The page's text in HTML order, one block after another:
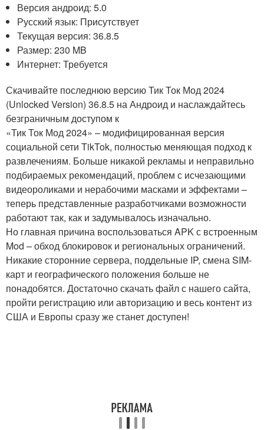
Версия андроид: 5.0
Русский язык: Присутствует
Текущая версия: 36.8.5
Размер: 230 MB
Интернет: Требуется
Скачивайте последнюю версию Тик Ток Мод 2024
(Unlocked Version) 36.8.5 на Андроид и наслаждайтесь
безграничным доступом к
«Тик Ток Мод 2024» – модифицированная версия
социальной сети TikTok, полностью меняющая подход к
развлечениям. Больше никакой рекламы и неправильно
подбираемых рекомендаций, проблем с исчезающими
видеороликами и нерабочими масками и эффектами –
теперь представленные разработчиками возможности
работают так, как и задумывалось изначально.
Но главная причина воспользоваться APK с встроенным
Mod – обход блокировок и региональных ограничений.
Никакие сторонние сервера, поддельные IP, смена SIM-
карт и географического положения больше не
понадобятся. Достаточно скачать файл с нашего сайта,
пройти регистрацию или авторизацию и весь контент из
США и Европы сразу же станет доступен!